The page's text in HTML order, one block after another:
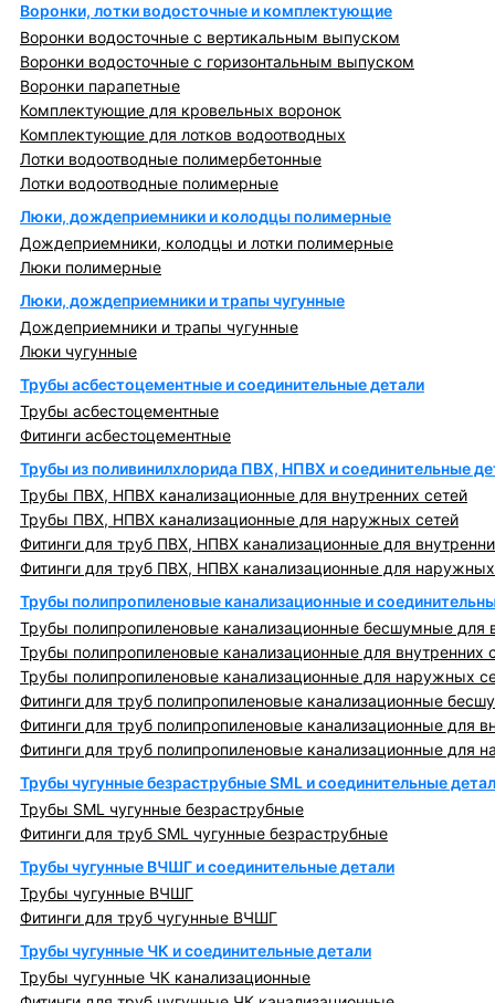
Воронки, лотки водосточные и комплектующие
Воронки водосточные с вертикальным выпуском
Воронки водосточные с горизонтальным выпуском
Воронки парапетные
Комплектующие для кровельных воронок
Комплектующие для лотков водоотводных
Лотки водоотводные полимербетонные
Лотки водоотводные полимерные
Люки, дождеприемники и колодцы полимерные
Дождеприемники, колодцы и лотки полимерные
Люки полимерные
Люки, дождеприемники и трапы чугунные
Дождеприемники и трапы чугунные
Люки чугунные
Трубы асбестоцементные и соединительные детали
Трубы асбестоцементные
Фитинги асбестоцементные
Трубы из поливинилхлорида ПВХ, НПВХ и соединительные
Трубы ПВХ, НПВХ канализационные для внутренних сетей
Трубы ПВХ, НПВХ канализационные для наружных сетей
Фитинги для труб ПВХ, НПВХ канализационные для
Фитинги для труб ПВХ, НПВХ канализационные для
Трубы полипропиленовые канализационные и
Трубы полипропиленовые канализационные бесшумные для
Трубы полипропиленовые канализационные для внутренних
Трубы полипропиленовые канализационные для наружных
Фитинги для труб полипропиленовые канализационные
Фитинги для труб полипропиленовые канализационные для
Фитинги для труб полипропиленовые канализационные для
Трубы чугунные безраструбные SML и соединительные
Трубы SML чугунные безраструбные
Фитинги для труб SML чугунные безраструбные
Трубы чугунные ВЧШГ и соединительные детали
Трубы чугунные ВЧШГ
Фитинги для труб чугунные ВЧШГ
Трубы чугунные ЧК и соединительные детали
Трубы чугунные ЧК канализационные